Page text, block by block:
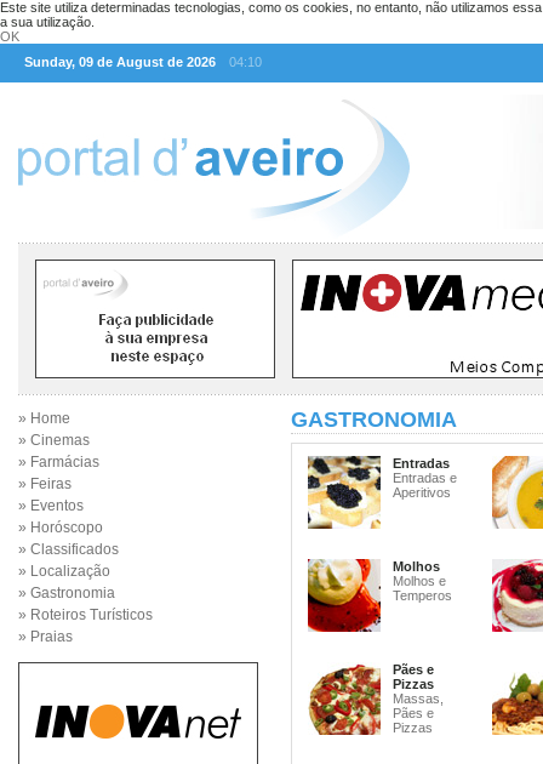
Este site utiliza determinadas tecnologias, como os cookies, no entanto, não utilizamos
a sua utilização.
OK
Sunday, 09 de August de 2026
04:10
» Home
» Cinemas
» Farmácias
» Feiras
» Eventos
» Horóscopo
» Classificados
» Localização
» Gastronomia
» Roteiros Turísticos
» Praias
GASTRONOMIA
Entradas
Entradas e
Aperitivos
Molhos
Molhos e
Temperos
Pães e
Pizzas
Massas,
Pães e
Pizzas